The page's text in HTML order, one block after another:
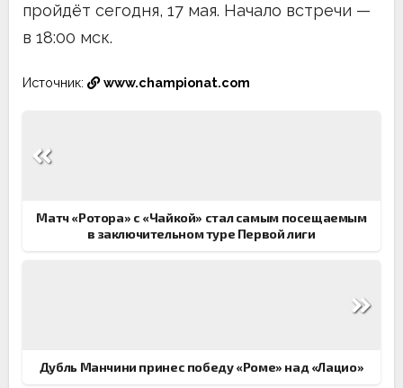
пройдёт сегодня, 17 мая. Начало встречи —
в 18:00 мск.
Источник: www.championat.com
по
Матч «Ротора» с «Чайкой» стал самым посещаемым
в заключительном туре Первой лиги
Дубль Манчини принес победу «Роме» над «Лацио»